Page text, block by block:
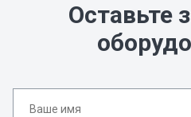
Оставьте